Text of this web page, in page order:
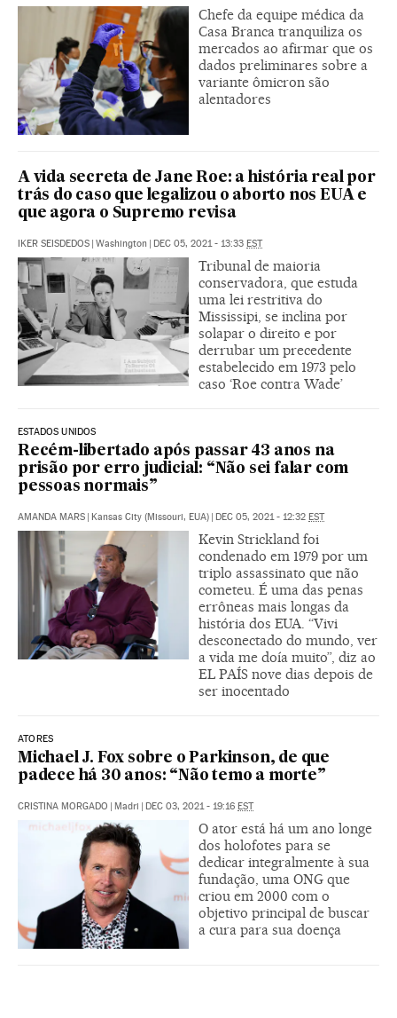
Chefe da equipe médica da
Casa Branca tranquiliza os
mercados ao afirmar que os
dados preliminares sobre a
variante ômicron são
alentadores
A vida secreta de Jane Roe: a história real por
trás do caso que legalizou o aborto nos EUA e
que agora o Supremo revisa
IKER SEISDEDOS | Washington | DEC 05, 2021 - 13:33 EST
Tribunal de maioria
conservadora, que estuda
uma lei restritiva do
Mississipi, se inclina por
solapar o direito e por
derrubar um precedente
estabelecido em 1973 pelo
caso ‘Roe contra Wade’
ESTADOS UNIDOS
Recém-libertado após passar 43 anos na
prisão por erro judicial: “Não sei falar com
pessoas normais”
AMANDA MARS | Kansas City (Missouri, EUA) | DEC 05, 2021 - 12:32 EST
Kevin Strickland foi
condenado em 1979 por um
triplo assassinato que não
cometeu. É uma das penas
errôneas mais longas da
história dos EUA. “Vivi
desconectado do mundo, ver
a vida me doía muito”, diz ao
EL PAÍS nove dias depois de
ser inocentado
ATORES
Michael J. Fox sobre o Parkinson, de que
padece há 30 anos: “Não temo a morte”
CRISTINA MORGADO | Madri | DEC 03, 2021 - 19:16 EST
O ator está há um ano longe
dos holofotes para se
dedicar integralmente à sua
fundação, uma ONG que
criou em 2000 com o
objetivo principal de buscar
a cura para sua doença